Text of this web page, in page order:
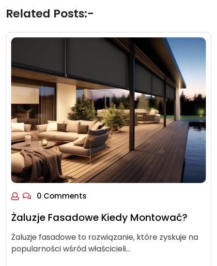
Related Posts:-
0 Comments
Żaluzje Fasadowe Kiedy Montować?
Żaluzje fasadowe to rozwiązanie, które zyskuje na
popularności wśród właścicieli…